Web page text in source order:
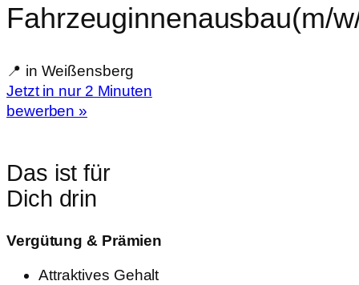
Fahrzeuginnenausbau(m/
📍 in Weißensberg
Jetzt in nur 2 Minuten
bewerben »
Das ist für
Dich drin
Vergütung & Prämien
Attraktives Gehalt